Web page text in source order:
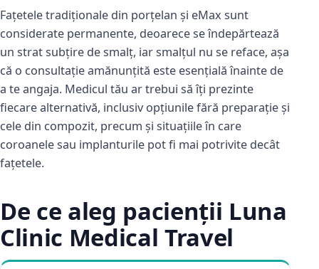
Fațetele tradiționale din porțelan și eMax sunt
considerate permanente, deoarece se îndepărtează
un strat subțire de smalț, iar smalțul nu se reface, așa
că o consultație amănunțită este esențială înainte de
a te angaja. Medicul tău ar trebui să îți prezinte
fiecare alternativă, inclusiv opțiunile fără preparație și
cele din compozit, precum și situațiile în care
coroanele sau implanturile pot fi mai potrivite decât
fațetele.
De ce aleg pacienții Luna
Clinic Medical Travel